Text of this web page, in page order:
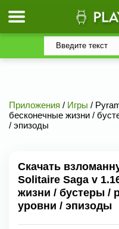
Приложения / Игры /
бесконечные жизни /
/ эпизоды
Скачать
Solitaire Saga v
жизни / бустеры /
уровни / эпизоды